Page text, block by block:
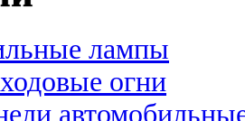
лампы
огни